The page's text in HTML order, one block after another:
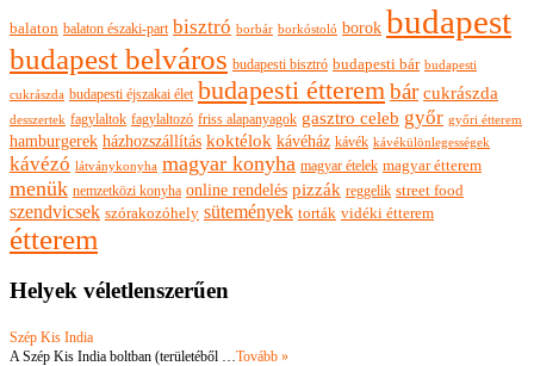
balaton balaton északi-part bisztró borbár borkóstoló borok budapest
budapest belváros budapesti bisztró budapesti bár budapesti
cukrászda budapesti éjszakai élet budapesti étterem bár cukrászda
desszertek fagylaltok fagylaltozó friss alapanyagok gasztro celeb győr győri étterem
hamburgerek házhozszállítás koktélok kávéház kávék kávékülönlegességek
kávézó látványkonyha magyar konyha magyar ételek magyar étterem
menük nemzetközi konyha online rendelés pizzák reggelik street food
szendvicsek szórakozóhely sütemények torták vidéki étterem
étterem
Helyek véletlenszerűen
Szép Kis India
A Szép Kis India boltban (területéből …Tovább »